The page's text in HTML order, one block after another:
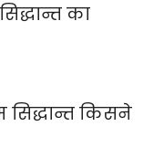
का
सिद्धान्त किसने